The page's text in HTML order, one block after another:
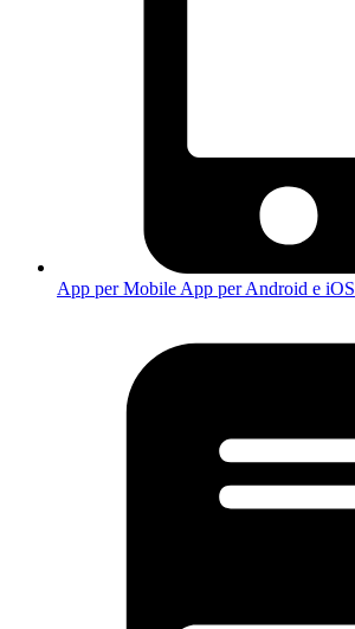
App per Mobile App per Android e iOS